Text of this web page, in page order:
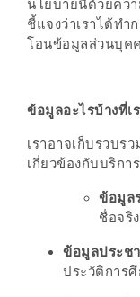
ช้อป
ชิ
ที่
HIMMA
MARKET
ร้าน
นโยบายนี้ด้วยคว
ชี้แจงว่าเราได้ทำ
โอนข้อมูลส่วนบุค
ข้อมูลอะไรบ้างที่เ
เราอาจเก็บรวบ
เกี่ยวข้องกับบริกา
ข้อมูล
ชื่อจริ
ข้อมูลประช
ประวัติการ